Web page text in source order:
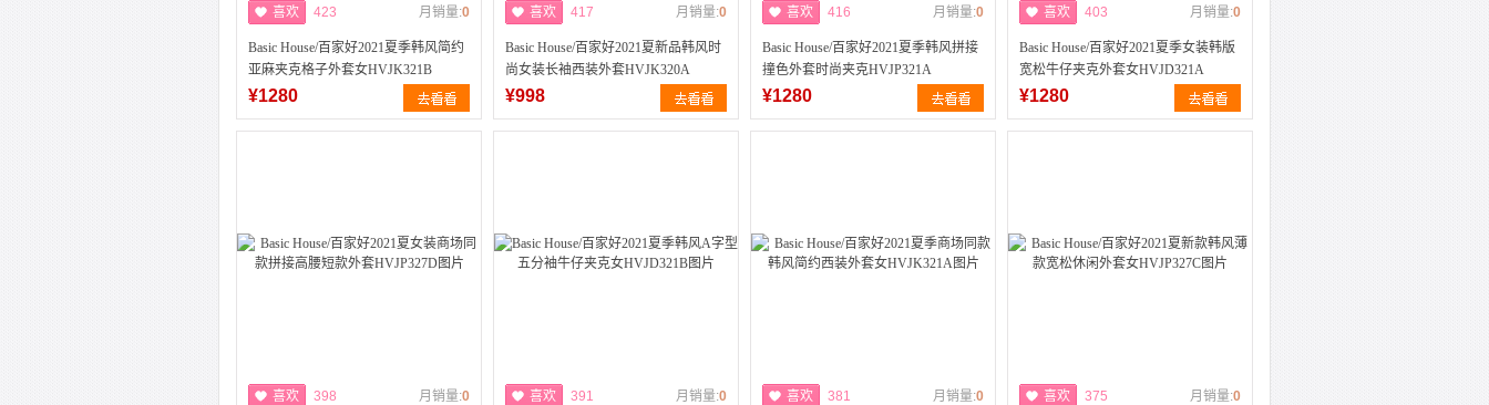
喜欢 423 月销量:0
Basic House/百家好2021夏季韩风简约
亚麻夹克格子外套女HVJK321B
¥1280
喜欢 417 月销量:0
Basic House/百家好2021夏新品韩风时
尚女装长袖西装外套HVJK320A
¥998
喜欢 416 月销量:0
Basic House/百家好2021夏季韩风拼接
撞色外套时尚夹克HVJP321A
¥1280
喜欢 403 月销量:0
Basic House/百家好2021夏季女装韩版
宽松牛仔夹克外套女HVJD321A
¥1280
喜欢 398 月销量:0 喜欢 391 月销量:0 喜欢 381 月销量:0 喜欢 375 月销量:0